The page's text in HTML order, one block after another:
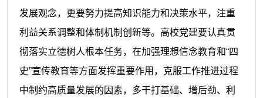
发展观念，更要努力提高知识能力和决策水平，注重
利益关系调整和体制机制创新等。高校党建要认真贯
彻落实立德树人根本任务，在加强理想信念教育和“四
史”宣传教育等方面发挥重要作用，克服工作推进过程
中制约高质量发展的因素，多干打基础、增后劲、利